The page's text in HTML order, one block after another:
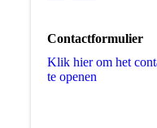
Contactformulier
Klik hier om het
te openen